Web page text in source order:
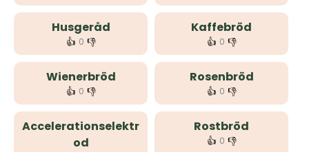
Husgeråd
👍 0 👎
Kaffebröd
👍 0 👎
Wienerbröd
👍 0 👎
Rosenbröd
👍 0 👎
Accelerationselektr
od
Rostbröd
👍 0 👎